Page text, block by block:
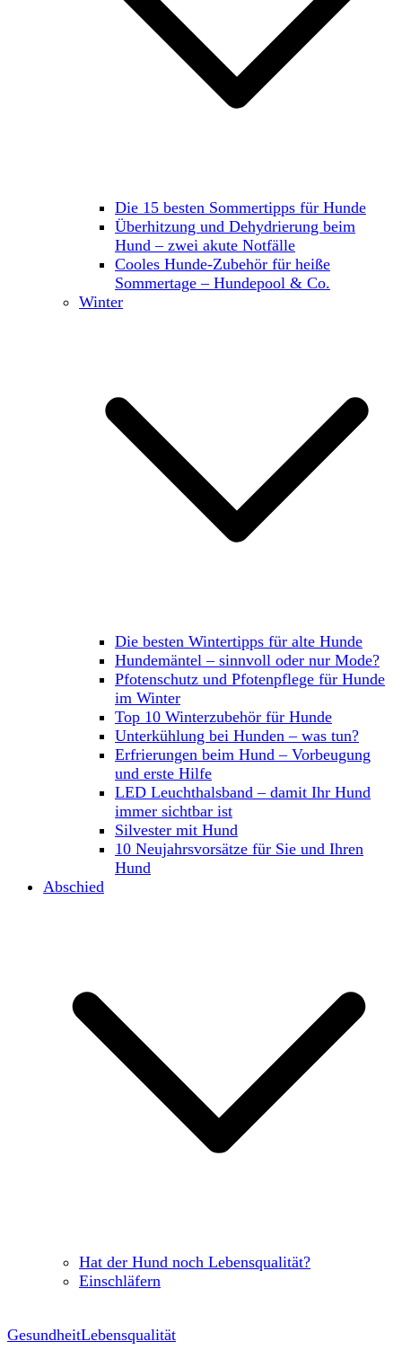
Die 15 besten Sommertipps für Hunde
Überhitzung und Dehydrierung beim
Hund – zwei akute Notfälle
Cooles Hunde-Zubehör für heiße
Sommertage – Hundepool & Co.
Winter
Die besten Wintertipps für alte Hunde
Hundemäntel – sinnvoll oder nur Mode?
Pfotenschutz und Pfotenpflege für Hunde
im Winter
Top 10 Winterzubehör für Hunde
Unterkühlung bei Hunden – was tun?
Erfrierungen beim Hund – Vorbeugung
und erste Hilfe
LED Leuchthalsband – damit Ihr Hund
immer sichtbar ist
Silvester mit Hund
10 Neujahrsvorsätze für Sie und Ihren
Hund
Abschied
Hat der Hund noch Lebensqualität?
Einschläfern
GesundheitLebensqualität